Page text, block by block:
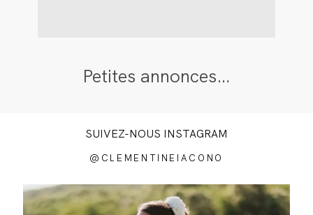
Petites annonces…
SUIVEZ-NOUS INSTAGRAM
@CLEMENTINEIACONO